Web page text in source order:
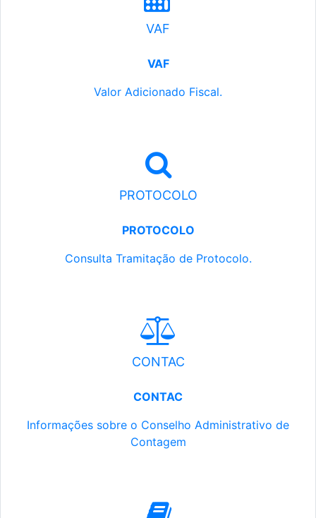
VAF
VAF
Valor Adicionado Fiscal.
PROTOCOLO
PROTOCOLO
Consulta Tramitação de Protocolo.
CONTAC
CONTAC
Informações sobre o Conselho Administrativo de
Contagem